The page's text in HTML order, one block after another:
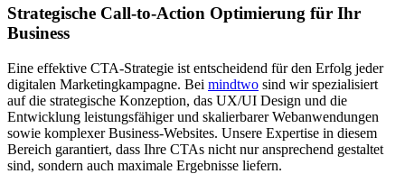
Strategische Call-to-Action Optimierung für Ihr
Business
Eine effektive CTA-Strategie ist entscheidend für den Erfolg jeder
digitalen Marketingkampagne. Bei mindtwo sind wir spezialisiert
auf die strategische Konzeption, das UX/UI Design und die
Entwicklung leistungsfähiger und skalierbarer Webanwendungen
sowie komplexer Business-Websites. Unsere Expertise in diesem
Bereich garantiert, dass Ihre CTAs nicht nur ansprechend gestaltet
sind, sondern auch maximale Ergebnisse liefern.